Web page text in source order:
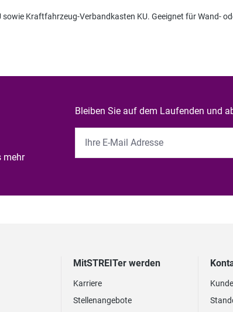
Kraftfahrzeug-Verbandkasten KU. Geeignet für Wand-
mehr
Bleiben Sie auf dem Laufenden und
MitSTREITer werden
Karriere
Stellenangebote